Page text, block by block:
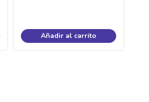
Añadir al carrito